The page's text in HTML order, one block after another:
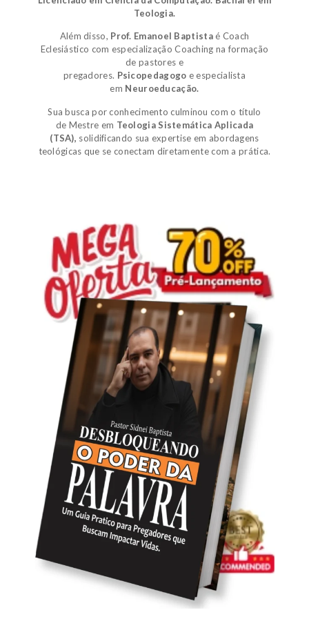
Teologia.
Além disso, Prof. Emanoel Baptistaé Coach
Eclesiástico com especialização Coaching na formação
de pastores e
pregadores. Psicopedagogo e especialista
em Neuroeducação.
Sua busca por conhecimento culminou com o título
de Mestre em Teologia Sistemática Aplicada
(TSA), solidificando sua expertise em abordagens
teológicas que se conectam diretamente com a prática.